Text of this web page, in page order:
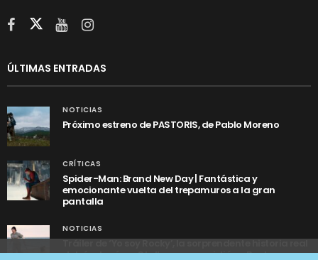
ÚLTIMAS ENTRADAS
NOTICIAS
Próximo estreno de PASTORIS, de Pablo Moreno
CRÍTICAS
Spider-Man: Brand New Day | Fantástica y
emocionante vuelta del trepamuros a la gran
pantalla
NOTICIAS
Tráiler de ‘Yo soy Rocky’, la sorprendente historia real
detrás de cómo Stallone se convirtió en Rocky